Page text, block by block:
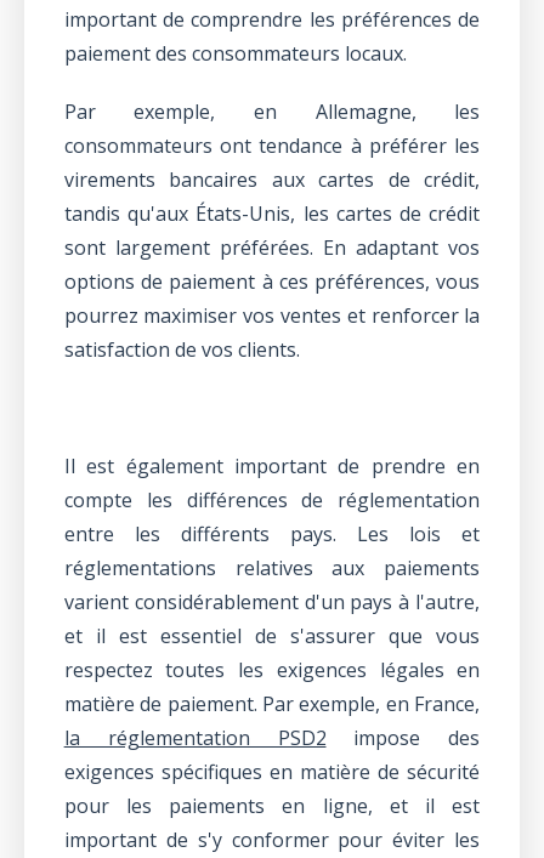
important de comprendre les préférences de
paiement des consommateurs locaux.
Par exemple, en Allemagne, les
consommateurs ont tendance à préférer les
virements bancaires aux cartes de crédit,
tandis qu'aux États-Unis, les cartes de crédit
sont largement préférées. En adaptant vos
options de paiement à ces préférences, vous
pourrez maximiser vos ventes et renforcer la
satisfaction de vos clients.
Il est également important de prendre en
compte les différences de réglementation
entre les différents pays. Les lois et
réglementations relatives aux paiements
varient considérablement d'un pays à l'autre,
et il est essentiel de s'assurer que vous
respectez toutes les exigences légales en
matière de paiement. Par exemple, en France,
la réglementation PSD2 impose des
exigences spécifiques en matière de sécurité
pour les paiements en ligne, et il est
important de s'y conformer pour éviter les